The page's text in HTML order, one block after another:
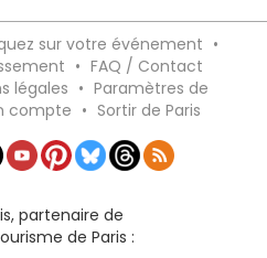
sur votre événement •
• FAQ / Contact
légales • Paramètres de
compte • Sortir de Paris
partenaire de
de Paris :